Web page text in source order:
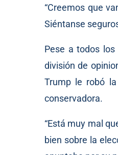
“Creemos que
Siéntanse
Pese a todos
división de
Trump le robó
conservadora.
“Está muy mal
bien sobre la